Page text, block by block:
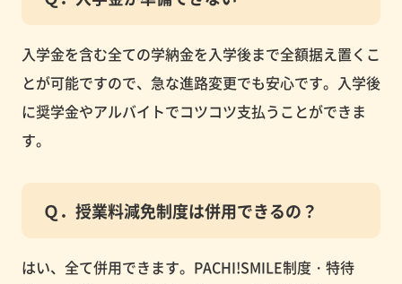
入学金を含む全ての学納金を入学後まで全額据え置くこ
とが可能ですので、急な進路変更でも安心です。入学後
に奨学金やアルバイトでコツコツ支払うことができま
す。
Ｑ．授業料減免制度は併用できるの？
はい、全て併用できます。PACHI!SMILE制度・特待